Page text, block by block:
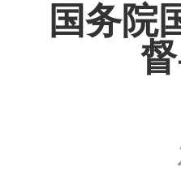
国务院